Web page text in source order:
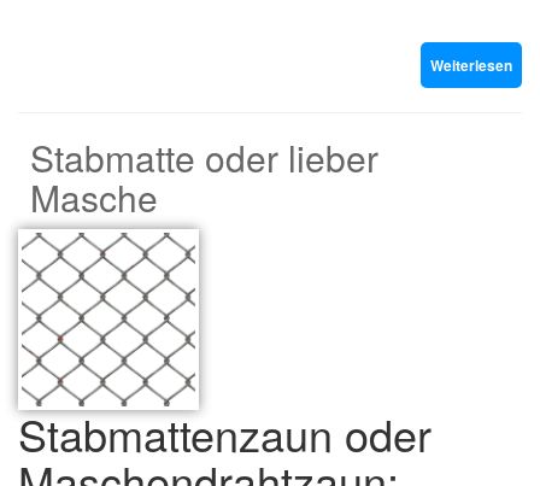
Weiterlesen
Stabmatte oder lieber
Masche
Stabmattenzaun oder